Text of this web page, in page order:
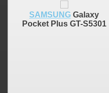
SAMSUNG Galaxy
Pocket Plus GT-S5301